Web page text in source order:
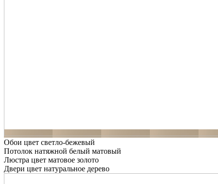
Обои цвет светло-бежевый
Потолок натяжной белый матовый
Люстра цвет матовое золото
Двери цвет натуральное дерево